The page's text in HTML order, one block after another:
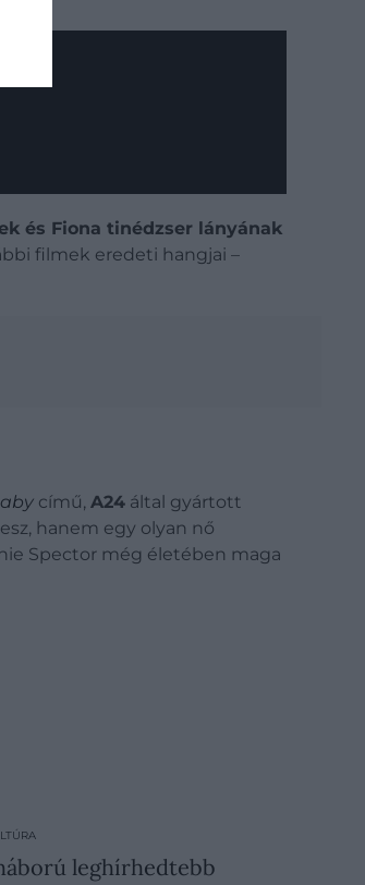
és Fiona tinédzser lányának
filmek eredeti hangjai –
című, A24 által gyártott
hanem egy olyan nő
Spector még életében maga
leghírhedtebb